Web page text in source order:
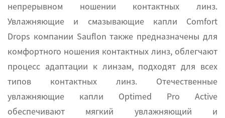
непрерывном ношении контактных линз.
Увлажняющие и смазывающие капли Comfort
Drops компании Sauflon также предназначены для
комфортного ношения контактных линз, облегчают
процесс адаптации к линзам, подходят для всех
типов контактных линз. Отечественные
увлажняющие капли Optimed Pro Active
обеспечивают мягкий увлажняющий и